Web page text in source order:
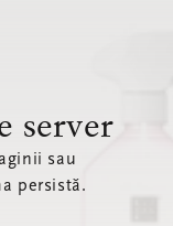
server
sau
persistă.